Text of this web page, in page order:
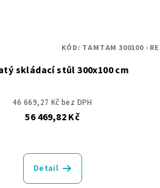
skládací stůl 300x100 cm
46 669,27 Kč bez DPH
56 469,82 Kč
Detail
KÓD: TAMTAM 300100 -